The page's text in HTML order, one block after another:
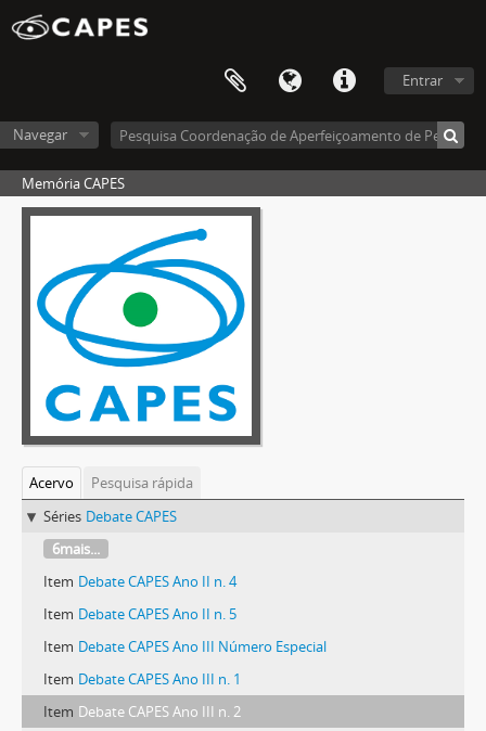
Entrar
Navegar
Memória CAPES
Acervo
Pesquisa rápida
Séries Debate CAPES
6mais...
Item Debate CAPES Ano II n. 4
Item Debate CAPES Ano II n. 5
Item Debate CAPES Ano III Número Especial
Item Debate CAPES Ano III n. 1
Item Debate CAPES Ano III n. 2